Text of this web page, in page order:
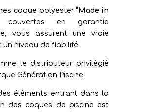
coque polyester“Made in
en garantie
vous assurent une vraie
un niveau de fiabilité.
le distributeur privilégié
Génération Piscine.
éléments entrant dans la
des coques de piscine est